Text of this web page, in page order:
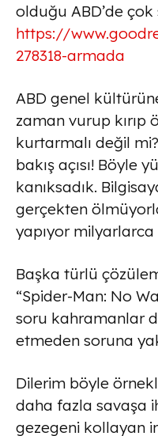
olduğu ABD’de çok
https://
278318-armada
ABD genel
zaman vurup kırıp
kurtarmalı değil
bakış açısı! Böyle
kanıksadık.
gerçekten
yapıyor
Başka türlü
“Spider-Man: No
soru kahramanlar
etmeden soruna
Dilerim böyle
daha fazla savaşa
gezegeni kollayan